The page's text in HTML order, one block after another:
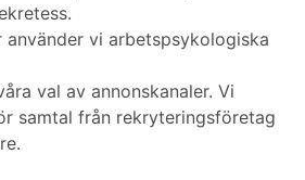
använder vi arbetspsykologiska
val av annonskanaler. Vi
samtal från rekryteringsföretag